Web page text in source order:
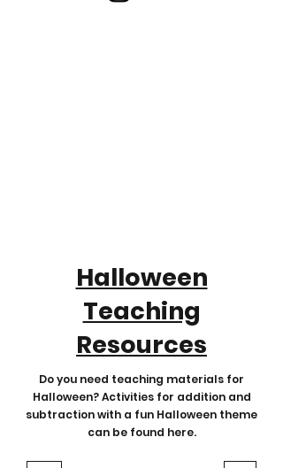
Halloween
Teaching
Resources
Do you need teaching materials for
Halloween? Activities for addition and
subtraction with a fun Halloween theme
can be found here.